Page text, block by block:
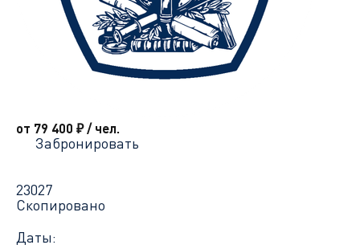
от 79 400 ₽/ чел.
Забронировать
23027
Скопировано
Даты: